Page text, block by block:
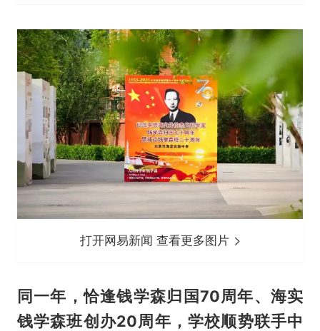
打开网易新闻 查看更多图片
同一年，恰逢钱学森归国70周年、海实
钱学森班创办20周年，学校顺势联手中